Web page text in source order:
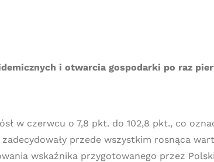
i otwarcia gospodarki po raz
w czerwcu o 7,8 pkt. do 102,8 pkt., co
przede wszystkim rosnąca
wskaźnika przygotowanego przez